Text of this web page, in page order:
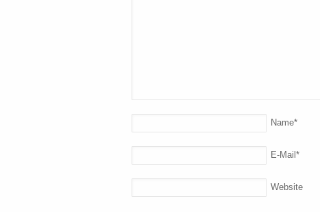
Name*
E-Mail *
Website